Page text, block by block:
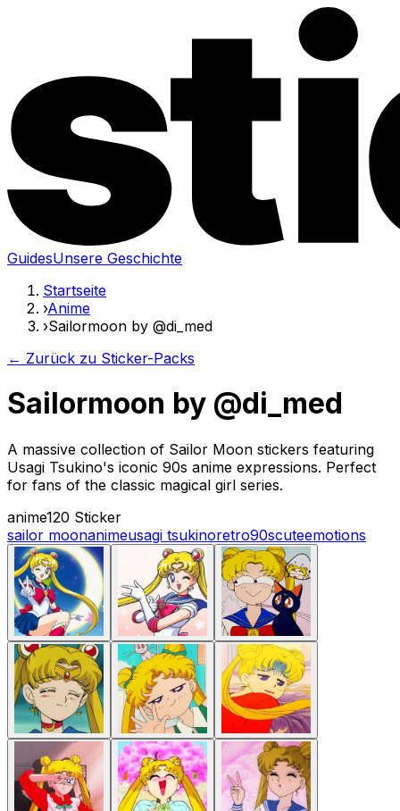
GuidesUnsere Geschichte
Startseite
›Anime
›Sailormoon by @di_med
← Zurück zu Sticker-Packs
Sailormoon by @di_med
A massive collection of Sailor Moon stickers featuring
Usagi Tsukino's iconic 90s anime expressions. Perfect
for fans of the classic magical girl series.
anime120 Sticker
sailor moonanimeusagi tsukinoretro90scuteemotions